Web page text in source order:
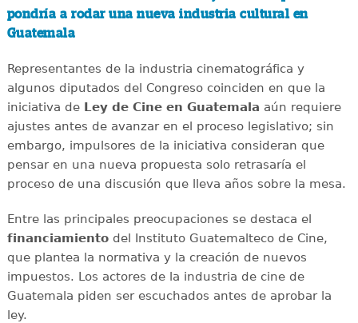
pondría a rodar una nueva industria cultural en
Guatemala
Representantes de la industria cinematográfica y
algunos diputados del Congreso coinciden en que la
iniciativa de Ley de Cine en Guatemala aún requiere
ajustes antes de avanzar en el proceso legislativo; sin
embargo, impulsores de la iniciativa consideran que
pensar en una nueva propuesta solo retrasaría el
proceso de una discusión que lleva años sobre la mesa.
Entre las principales preocupaciones se destaca el
financiamientodel Instituto Guatemalteco de Cine,
que plantea la normativa y la creación de nuevos
impuestos. Los actores de la industria de cine de
Guatemala piden ser escuchados antes de aprobar la
ley.